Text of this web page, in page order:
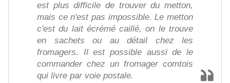
est plus difficile de trouver du metton,
mais ce n'est pas impossible. Le metton
c'est du lait écrémé caillé, on le trouve
en sachets ou au détail chez les
fromagers. Il est possible aussi de le
commander chez un fromager comtois
qui livre par voie postale.